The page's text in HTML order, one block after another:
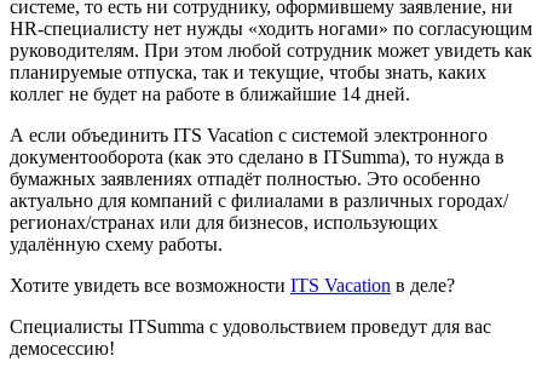
системе, то есть ни сотруднику, оформившему заявление, ни
HR-специалисту нет нужды «ходить ногами» по согласующим
руководителям. При этом любой сотрудник может увидеть как
планируемые отпуска, так и текущие, чтобы знать, каких
коллег не будет на работе в ближайшие 14 дней.
А если объединить ITS Vacation с системой электронного
документооборота (как это сделано в ITSumma), то нужда в
бумажных заявлениях отпадёт полностью. Это особенно
актуально для компаний с филиалами в различных городах/
регионах/странах или для бизнесов, использующих
удалённую схему работы.
Хотите увидеть все возможности ITS Vacation в деле?
Специалисты ITSumma с удовольствием проведут для вас
демосессию!